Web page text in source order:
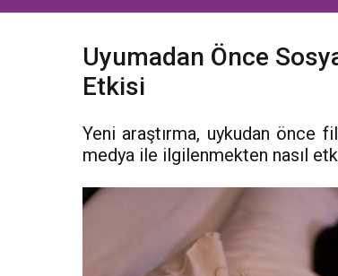
Uyumadan Önce
Etkisi
Yeni araştırma, uykudan önce
medya ile ilgilenmekten nasıl